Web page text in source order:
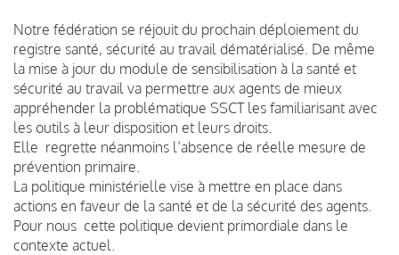
Notre fédération se réjouit du prochain déploiement du
registre santé, sécurité au travail dématérialisé. De même
la mise à jour du module de sensibilisation à la santé et
sécurité au travail va permettre aux agents de mieux
appréhender la problématique SSCT les familiarisant avec
les outils à leur disposition et leurs droits.
Elle regrette néanmoins l’absence de réelle mesure de
prévention primaire.
La politique ministérielle vise à mettre en place dans
actions en faveur de la santé et de la sécurité des agents.
Pour nous cette politique devient primordiale dans le
contexte actuel.